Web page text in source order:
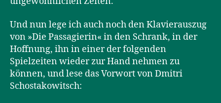
Und nun lege ich auch noch den Klavierauszug
von »Die Passagierin« in den Schrank, in der
Hoffnung, ihn in einer der folgenden
Spielzeiten wieder zur Hand nehmen zu
können, und lese das Vorwort von Dmitri
Schostakowitsch: